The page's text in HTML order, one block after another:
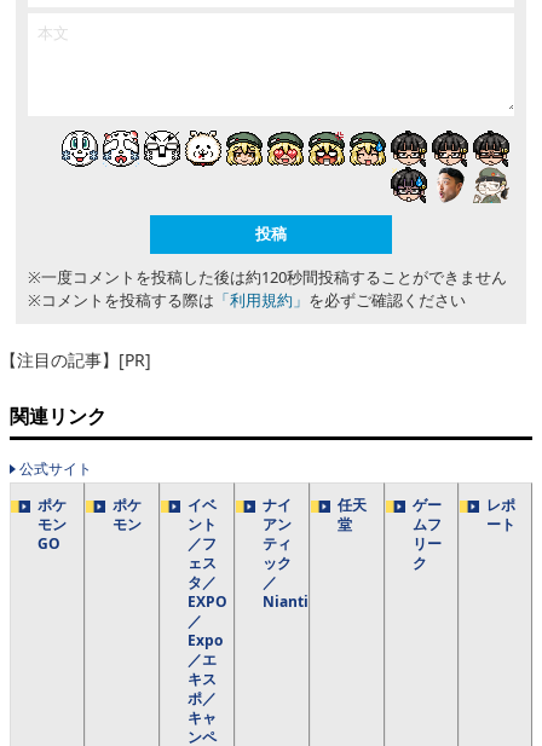
※一度コメントを投稿した後は約120秒間投稿することができません
※コメントを投稿する際は 「利用規約」 を必ずご確認ください
【注目の記事】[PR]
関連リンク
公式サイト
ポケ
モン
GO
ポケ
モン
イベ
ント
／フ
ェス
タ／
EXPO
／
Expo
／エ
キス
ポ／
キャ
ンペ
ナイ
アン
ティ
ック
／
Niantic
任天
堂
ゲー
ムフ
リー
ク
レポ
ート